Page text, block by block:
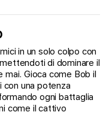
in un solo colpo con
di dominare il
Gioca come Bob il
con una potenza
ogni battaglia
come il cattivo